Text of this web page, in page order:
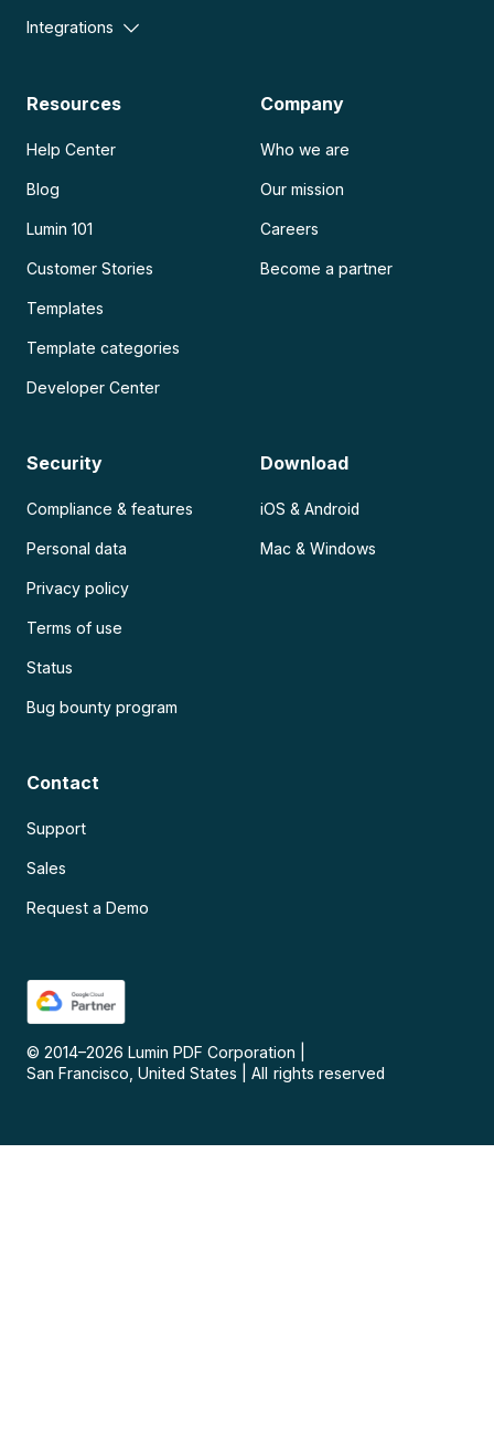
Integrations
Resources
Help Center
Blog
Lumin 101
Customer Stories
Templates
Template categories
Developer Center
Company
Who we are
Our mission
Careers
Become a partner
Security
Compliance & features
Personal data
Privacy policy
Terms of use
Status
Bug bounty program
Download
iOS & Android
Mac & Windows
Contact
Support
Sales
Request a Demo
© 2014–2026 Lumin PDF Corporation
San Francisco, United States
All rights reserved